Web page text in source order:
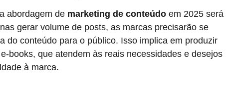
abordagem de marketing de conteúdo em 2025 será
gerar volume de posts, as marcas precisarão se
do conteúdo para o público. Isso implica em produzir
books, que atendem às reais necessidades e desejos
à marca.